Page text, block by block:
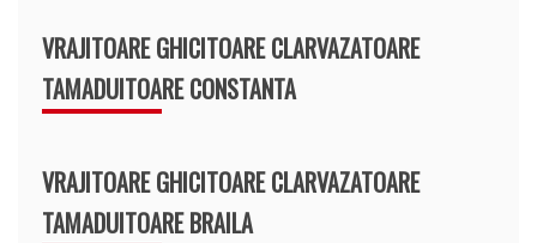
VRAJITOARE GHICITOARE CLARVAZATOARE
TAMADUITOARE CONSTANTA
VRAJITOARE GHICITOARE CLARVAZATOARE
TAMADUITOARE BRAILA